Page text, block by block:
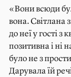
«Вони всюди
вона. Світлана
до неї у гості
позитивна і ні
було не з
Дарувала їй